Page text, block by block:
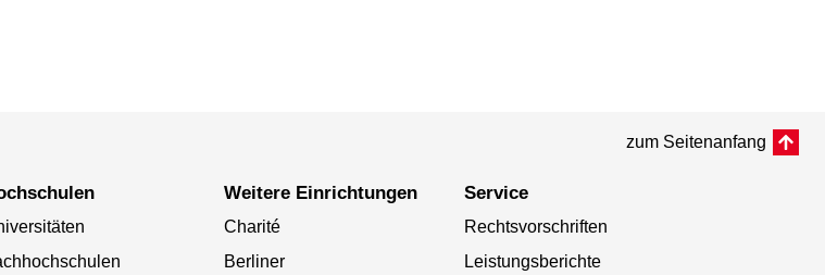
zum Seitenanfang
Weitere Einrichtungen
Charité
Berliner
Service
Rechtsvorschriften
Leistungsberichte